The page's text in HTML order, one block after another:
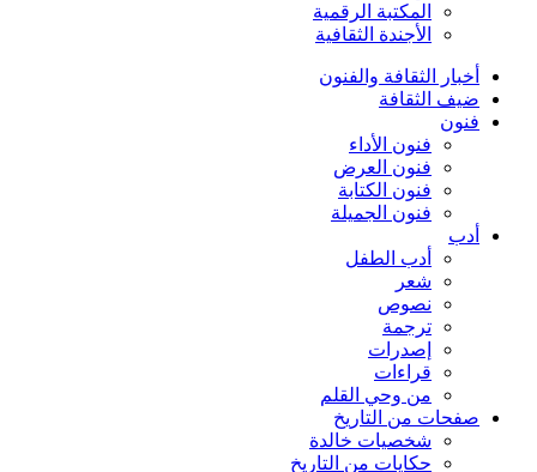
المكتبة الرقمية
الأجندة الثقافية
أخبار الثقافة والفنون
ضيف الثقافة
فنون
فنون الأداء
فنون العرض
فنون الكتابة
فنون الجميلة
أدب
أدب الطفل
شعر
نصوص
ترجمة
إصدرات
قراءات
من وحي القلم
صفحات من التاريخ
شخصيات خالدة
حكايات من التاريخ